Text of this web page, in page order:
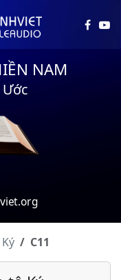
NAM
C11